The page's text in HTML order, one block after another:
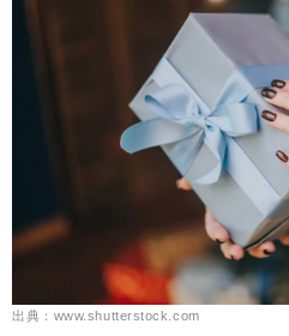
出典：www.shutterstock.com